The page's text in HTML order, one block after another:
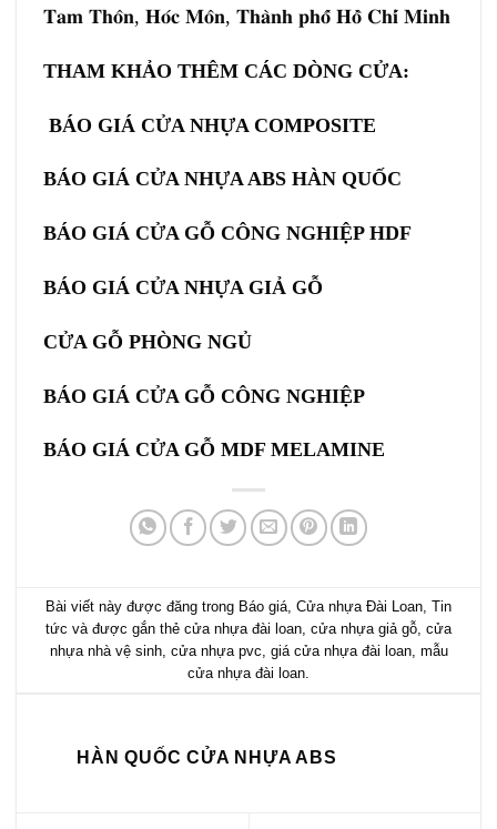
𝐓𝐚𝐦 𝐓𝐡𝐨̂𝐧, 𝐇𝐨́𝐜 𝐌𝐨̂𝐧, 𝐓𝐡𝐚̀𝐧𝐡 𝐩𝐡𝐨̂́ 𝐇𝐨̂̀ 𝐂𝐡𝐢́ 𝐌𝐢𝐧𝐡
THAM KHẢO THÊM CÁC DÒNG CỬA:
BÁO GIÁ CỬA NHỰA COMPOSITE
BÁO GIÁ CỬA NHỰA ABS HÀN QUỐC
BÁO GIÁ CỬA GỖ CÔNG NGHIỆP HDF
BÁO GIÁ CỬA NHỰA GIẢ GỖ
CỬA GỖ PHÒNG NGỦ
BÁO GIÁ CỬA GỖ CÔNG NGHIỆP
BÁO GIÁ CỬA GỖ MDF MELAMINE
Bài viết này được đăng trong Báo giá Cửa nhựa Đài Loan Tin
tức và được gắn thẻ cửa nhựa đài loan cửa nhựa giả gỗ cửa
nhựa nhà vệ sinh, cửa nhựa pvc giá cửa nhựa đài loan, mẫu
cửa nhựa đài loan
HÀN QUỐC CỬA NHỰA ABS